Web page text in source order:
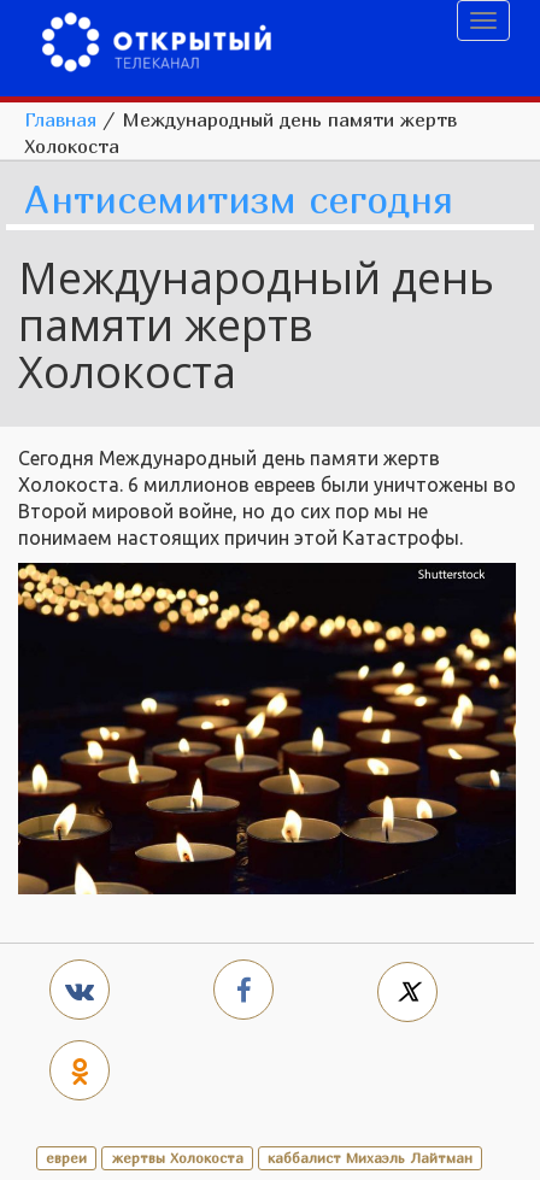
Главная / Международный день памяти жертв
Холокоста
Антисемитизм сегодня
Международный день
памяти жертв
Холокоста
Сегодня Международный день памяти жертв
Холокоста. 6 миллионов евреев были уничтожены во
Второй мировой войне, но до сих пор мы не
понимаем настоящих причин этой Катастрофы.
евреи жертвы Холокоста каббалист Михаэль Лайтман